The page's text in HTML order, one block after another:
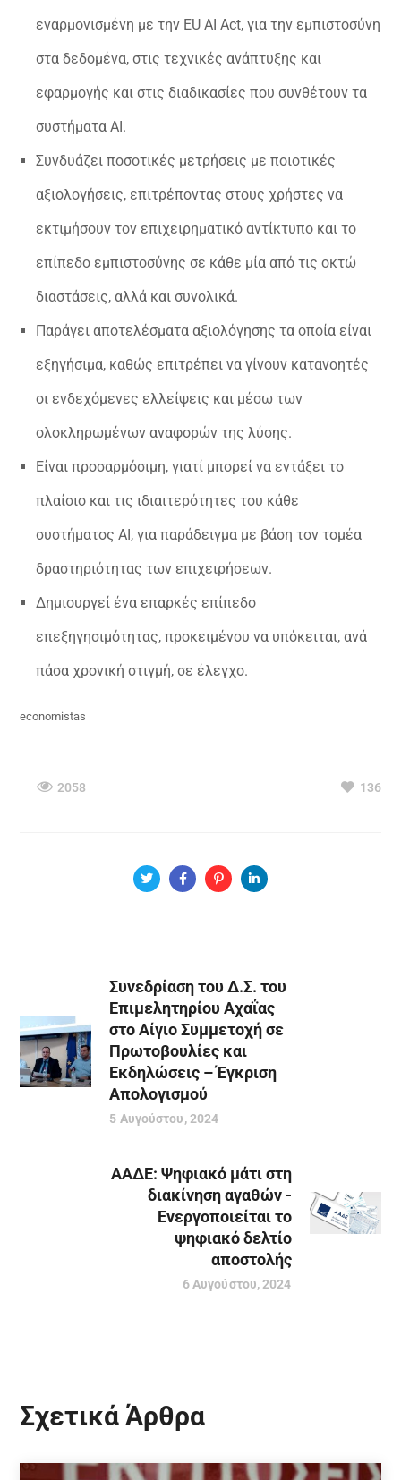
εναρμονισμένη με την EU AI Act, για την εμπιστοσύνη
στα δεδομένα, στις τεχνικές ανάπτυξης και
εφαρμογής και στις διαδικασίες που συνθέτουν τα
συστήματα AI.
Συνδυάζει ποσοτικές μετρήσεις με ποιοτικές
αξιολογήσεις, επιτρέποντας στους χρήστες να
εκτιμήσουν τον επιχειρηματικό αντίκτυπο και το
επίπεδο εμπιστοσύνης σε κάθε μία από τις οκτώ
διαστάσεις, αλλά και συνολικά.
Παράγει αποτελέσματα αξιολόγησης τα οποία είναι
εξηγήσιμα, καθώς επιτρέπει να γίνουν κατανοητές
οι ενδεχόμενες ελλείψεις και μέσω των
ολοκληρωμένων αναφορών της λύσης.
Είναι προσαρμόσιμη, γιατί μπορεί να εντάξει το
πλαίσιο και τις ιδιαιτερότητες του κάθε
συστήματος AI, για παράδειγμα με βάση τον τομέα
δραστηριότητας των επιχειρήσεων.
Δημιουργεί ένα επαρκές επίπεδο
επεξηγησιμότητας, προκειμένου να υπόκειται, ανά
πάσα χρονική στιγμή, σε έλεγχο.
economistas
2058 136
Συνεδρίαση του Δ.Σ. του
Επιμελητηρίου Αχαΐας
στο Αίγιο Συμμετοχή σε
Πρωτοβουλίες και
Εκδηλώσεις – Έγκριση
Απολογισμού
5 Αυγούστου, 2024
ΑΑΔΕ: Ψηφιακό μάτι στη
διακίνηση αγαθών -
Ενεργοποιείται το
ψηφιακό δελτίο
αποστολής
6 Αυγούστου, 2024
Σχετικά Άρθρα